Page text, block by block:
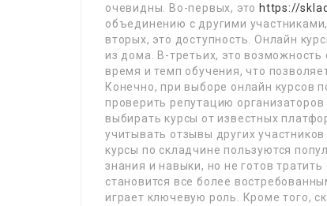
очевидны. Во-первых, это https://
объединению с другими
вторых, это доступность. Онлайн
из дома. В-третьих, это
время и темп обучения, что
Конечно, при выборе онлайн курсов
проверить репутацию
выбирать курсы от известных
учитывать отзывы других
курсы по складчине пользуются
знания и навыки, но не готов
становится все более
играет ключевую роль. Кроме того,